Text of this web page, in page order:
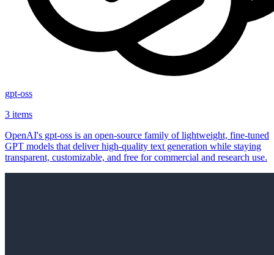
gpt-oss
3 items
OpenAI's gpt-oss is an open‑source family of lightweight, fine‑tuned
GPT models that deliver high‑quality text generation while staying
transparent, customizable, and free for commercial and research use.